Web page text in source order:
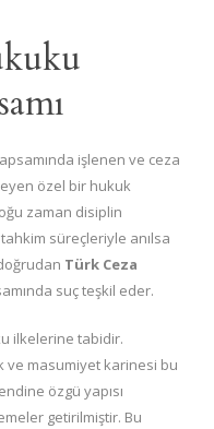
işlenen ve ceza
özel bir hukuk
zaman disiplin
süreçleriyle anılsa
Türk Ceza
suç teşkil eder.
ilkelerine tabidir.
ve masumiyet karinesi bu
özgü yapısı
getirilmiştir. Bu